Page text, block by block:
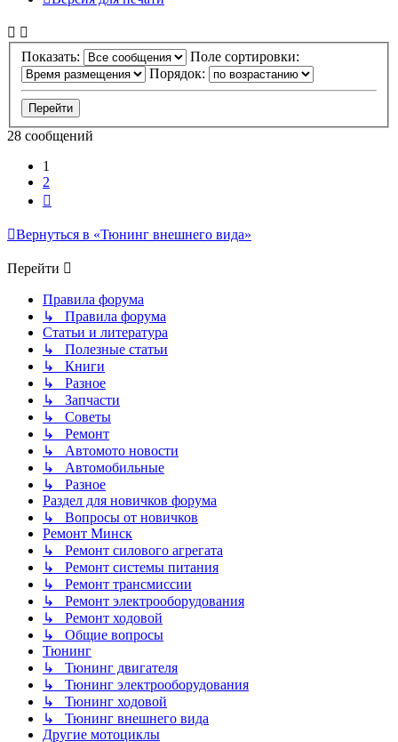
Показать:
Поле сортировки:
Порядок:
28 сообщений
1
2
Вернуться в «Тюнинг внешнего вида»
Перейти
Правила форума
↳ Правила форума
Статьи и литература
↳ Полезные статьи
↳ Книги
↳ Разное
↳ Запчасти
↳ Советы
↳ Ремонт
↳ Автомото новости
↳ Автомобильные
↳ Разное
Раздел для новичков форума
↳ Вопросы от новичков
Ремонт Минск
↳ Ремонт силового агрегата
↳ Ремонт системы питания
↳ Ремонт трансмиссии
↳ Ремонт электрооборудования
↳ Ремонт ходовой
↳ Общие вопросы
Тюнинг
↳ Тюнинг двигателя
↳ Тюнинг электрооборудования
↳ Тюнинг ходовой
↳ Тюнинг внешнего вида
Другие мотоциклы